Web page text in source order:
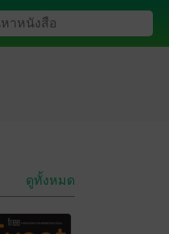
ดูทั้งหมด